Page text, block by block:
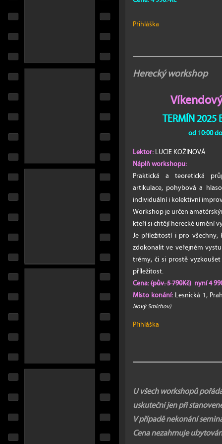
Přihláška
Herecký workshop
TERMÍN 2025
od 10:00
Lektor:LUCIE KOŽINOVÁ
Náplň workshopu:
Praktická a teoretická
artikulace, pohybová a
individuální i kolektivní
Workshop je určen
kteří si chtějí herecké umění
Je příležitostí i pro
zdokonalit ve veřejném
trémy, či si prostě
příležitost.
Cena:(pův. 5 790Kč)nyní 4
Místo konání: Lesnická 1,
Nový Smíchov)
Přihláška
U všech workshopů
uskuteční jen při
V případě nekonání
Cena nezahrnuje